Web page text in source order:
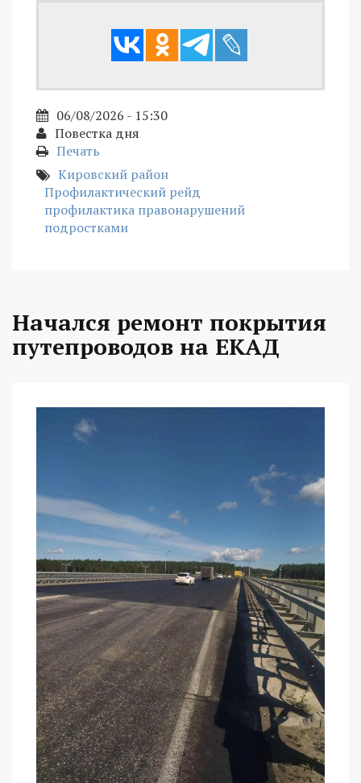
06/08/2026 - 15:30
Повестка дня
Печать
Кировский район
Профилактический рейд
профилактика правонарушений
подростками
Начался ремонт покрытия
путепроводов на ЕКАД